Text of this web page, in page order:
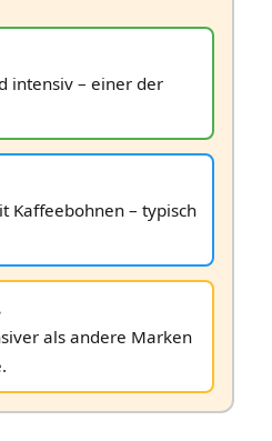
intensiv – einer der
Kaffeebohnen – typisch
als andere Marken